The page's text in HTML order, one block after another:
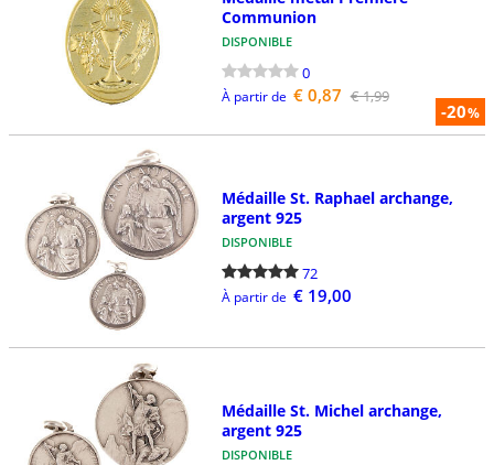
-20%
Communion
DISPONIBLE
0
À partir de € 0,87 € 1,99
Médaille St. Raphael archange,
argent 925
DISPONIBLE
72
À partir de € 19,00
Médaille St. Michel archange,
argent 925
DISPONIBLE